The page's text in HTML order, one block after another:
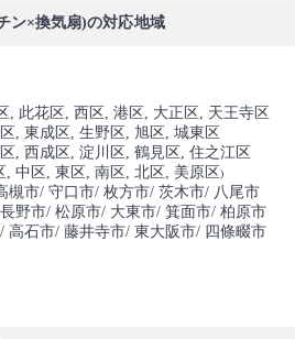
ン×換気扇)の対応地域
, 此花区 , 西区 , 港区 , 大正区 , 天王寺区
, 東成区 , 生野区 , 旭区 , 城東区
, 西成区 , 淀川区 , 鶴見区 , 住之江区
, 中区 , 東区 , 南区 , 北区 , 美原区)
槻市/ 守口市/ 枚方市/ 茨木市/ 八尾市
野市/ 松原市/ 大東市/ 箕面市/ 柏原市
/ 高石市/ 藤井寺市/ 東大阪市/ 四條畷市